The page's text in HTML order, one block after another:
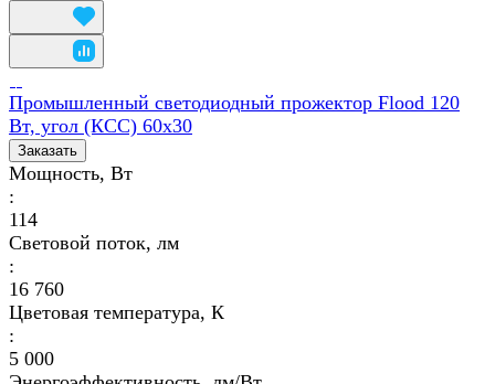
Промышленный светодиодный прожектор Flood 120
Вт, угол (КСС) 60х30
Заказать
Мощность, Вт
:
114
Световой поток, лм
:
16 760
Цветовая температура, К
:
5 000